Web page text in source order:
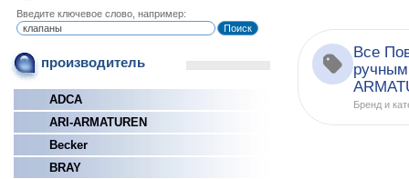
Введите ключевое слово, например:
производитель
ADCA
ARI-ARMATUREN
Becker
BRAY
Все
Бренд и